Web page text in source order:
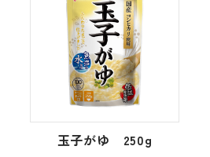
玉子がゆ 250g